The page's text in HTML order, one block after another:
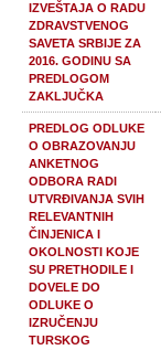
IZVEŠTAJA O RADU
ZDRAVSTVENOG
SAVETA SRBIJE ZA
2016. GODINU SA
PREDLOGOM
ZAKLJUČKA
PREDLOG ODLUKE
O OBRAZOVANJU
ANKETNOG
ODBORA RADI
UTVRĐIVANJA SVIH
RELEVANTNIH
ČINJENICA I
OKOLNOSTI KOJE
SU PRETHODILE I
DOVELE DO
ODLUKE O
IZRUČENJU
TURSKOG